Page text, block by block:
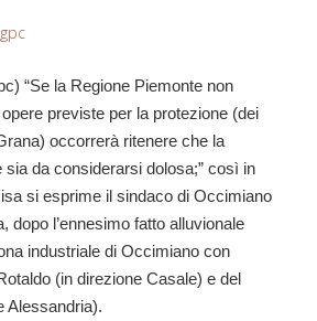
gpc
“Se la Regione Piemonte non
previste per la protezione (dei
occorrerà ritenere che la
sia da considerarsi dolosa;” così in
si esprime il sindaco di Occimiano
dopo l’ennesimo fatto alluvionale
industriale di Occimiano con
(in direzione Casale) e del
Alessandria).